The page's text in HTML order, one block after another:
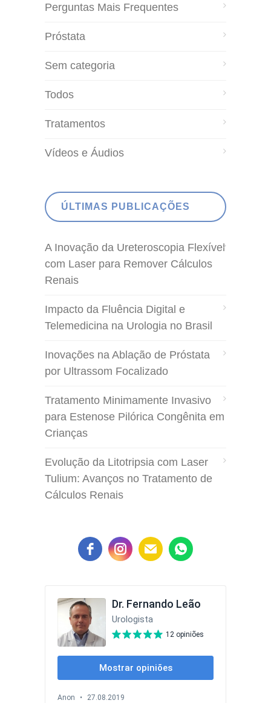
Perguntas Mais Frequentes
Próstata
Sem categoria
Todos
Tratamentos
Vídeos e Áudios
ÚLTIMAS PUBLICAÇÕES
A Inovação da Ureteroscopia Flexível
com Laser para Remover Cálculos
Renais
Impacto da Fluência Digital e
Telemedicina na Urologia no Brasil
Inovações na Ablação de Próstata
por Ultrassom Focalizado
Tratamento Minimamente Invasivo
para Estenose Pilórica Congênita em
Crianças
Evolução da Litotripsia com Laser
Tulium: Avanços no Tratamento de
Cálculos Renais